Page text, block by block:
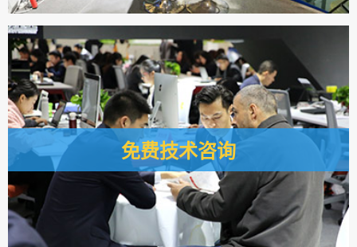
免费技术咨询
黎明重工把办公区域搬到了展会现场，可以一对一为您解答产
品、工艺、市场、政策上的相关问题。期待与您真诚相交，为
您悉心服务。